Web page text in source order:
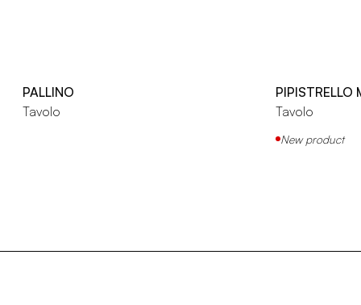
PALLINO
Tavolo
PIPISTRELLO
Tavolo
New product